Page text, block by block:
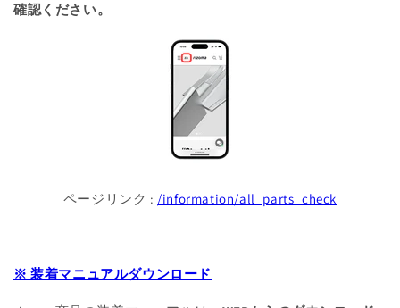
確認ください。
ページリンク : /information/all_parts_check
※ 装着マニュアルダウンロード